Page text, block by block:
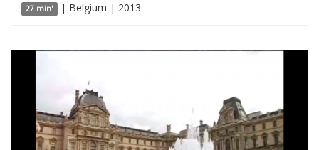
27 min' | Belgium | 2013